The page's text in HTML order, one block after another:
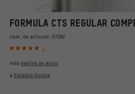
FORMULA CTS REGULAR
núm. de artículo: 57262
1
más gastos de envío
a Estados Unidos